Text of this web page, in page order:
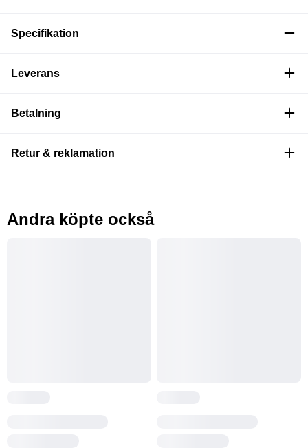
Specifikation
Leverans
Betalning
Retur & reklamation
Andra köpte också